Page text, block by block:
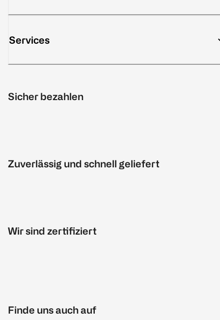
Services
Sicher bezahlen
Zuverlässig und schnell geliefert
Wir sind zertifiziert
Finde uns auch auf